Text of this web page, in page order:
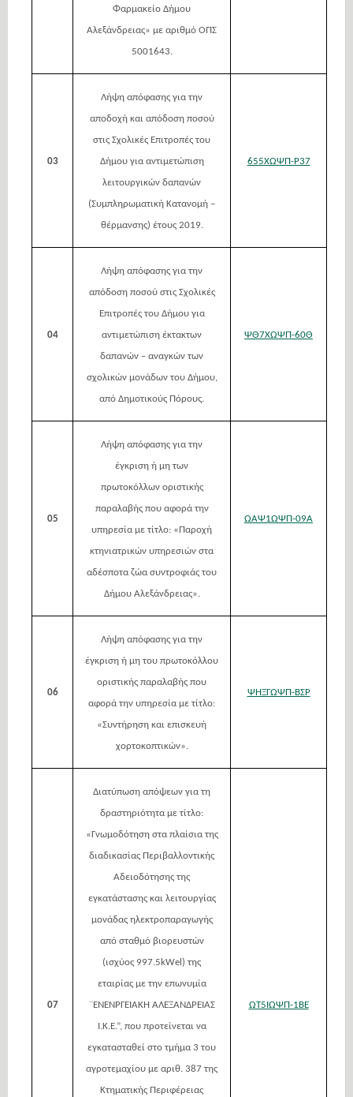
Φαρμακείο Δήμου
Αλεξάνδρειας» με αριθμό ΟΠΣ
5001643.
03
Λήψη απόφασης για την
αποδοχή και απόδοση ποσού
στις Σχολικές Επιτροπές του
Δήμου για αντιμετώπιση
λειτουργικών δαπανών
(Συμπληρωματική Κατανομή –
θέρμανσης) έτους 2019.
655ΧΩΨΠ-Ρ37
04
Λήψη απόφασης για την
απόδοση ποσού στις Σχολικές
Επιτροπές του Δήμου για
αντιμετώπιση έκτακτων
δαπανών – αναγκών των
σχολικών μονάδων του Δήμου,
από Δημοτικούς Πόρους.
ΨΘ7ΧΩΨΠ-60Θ
05
Λήψη απόφασης για την
έγκριση ή μη των
πρωτοκόλλων οριστικής
παραλαβής που αφορά την
υπηρεσία με τίτλο: «Παροχή
κτηνιατρικών υπηρεσιών στα
αδέσποτα ζώα συντροφιάς του
Δήμου Αλεξάνδρειας».
ΩΑΨ1ΩΨΠ-09Α
06
Λήψη απόφασης για την
έγκριση ή μη του πρωτοκόλλου
οριστικής παραλαβής που
αφορά την υπηρεσία με τίτλο:
«Συντήρηση και επισκευή
χορτοκοπτικών».
ΨΗΞΓΩΨΠ-ΒΣΡ
07
Διατύπωση απόψεων για τη
δραστηριότητα με τίτλο:
«Γνωμοδότηση στα πλαίσια της
διαδικασίας Περιβαλλοντικής
Αδειοδότησης της
εγκατάστασης και λειτουργίας
μονάδας ηλεκτροπαραγωγής
από σταθμό βιορευστών
(ισχύος 997.5kWel) της
εταιρίας με την επωνυμία
¨ΕΝΕΝΡΓΕΙΑΚΗ ΑΛΕΞΑΝΔΡΕΙΑΣ
Ι.Κ.Ε.”, που προτείνεται να
εγκατασταθεί στο τμήμα 3 του
αγροτεμαχίου με αριθ. 387 της
Κτηματικής Περιφέρειας
ΩΤ5ΙΩΨΠ-1ΒΕ